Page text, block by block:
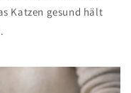
Katzen gesund hält